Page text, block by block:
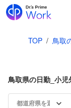
TOP / 鳥取
鳥取県の日勤_小
都道府県を選択